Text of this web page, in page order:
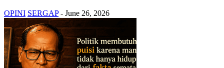
OPINI SERGAP - June 26, 2026